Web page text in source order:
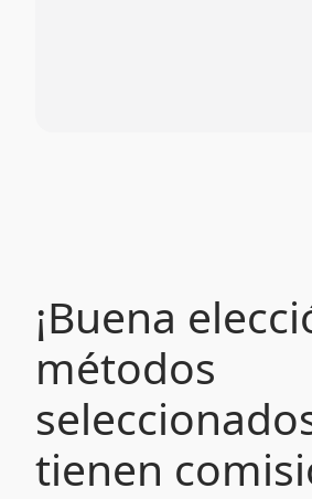
¡Buena
métodos
tienen